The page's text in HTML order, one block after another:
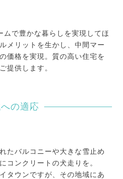
ムで豊かな暮らしを実現してほ
メリットを生かし、中間マー
価格を実現。質の高い住宅を
提供します。
の適応
たバルコニーや大きな雪止め
コンクリートの犬走りを。
タウンですが、その地域にあ